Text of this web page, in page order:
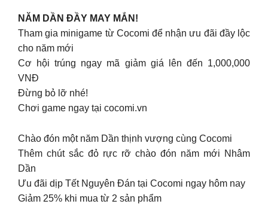
NĂM DẦN ĐẦY MAY MẮN!
Tham gia minigame từ Cocomi để nhận ưu đãi đầy lộc
cho năm mới
Cơ hội trúng ngay mã giảm giá lên đến 1,000,000
VNĐ
Đừng bỏ lỡ nhé!
Chơi game ngay tại cocomi.vn
Chào đón một năm Dần thịnh vượng cùng Cocomi
Thêm chút sắc đỏ rực rỡ chào đón năm mới Nhâm
Dần
Ưu đãi dịp Tết Nguyên Đán tại Cocomi ngay hôm nay
Giảm 25% khi mua từ 2 sản phẩm